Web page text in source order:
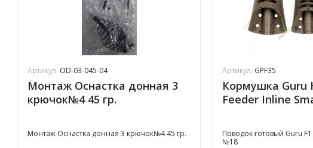
Артикул: OD-03-045-04
Монтаж Оснастка донная 3
крючок№4 45 гр.
Монтаж Оснастка донная 3 крючок№4 45 гр.
Артикул: GPF35
Кормушка Guru
Feeder Inline
Поводок готовый Guru
№18